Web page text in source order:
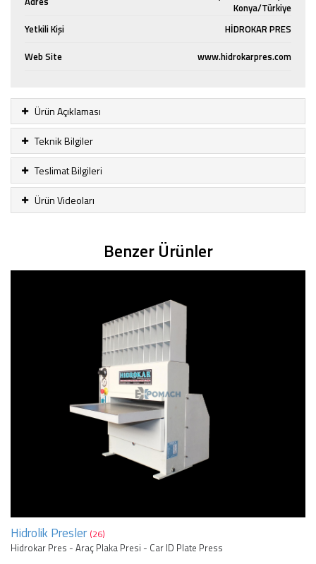
Konya/Türkiye
Yetkili Kişi
HİDROKAR PRES
Web Site
www.hidrokarpres.com
Ürün Açıklaması
Teknik Bilgiler
Teslimat Bilgileri
Ürün Videoları
Benzer Ürünler
Hidrolik Presler (26)
Hidrokar Pres - Araç Plaka Presi - Car ID Plate Press